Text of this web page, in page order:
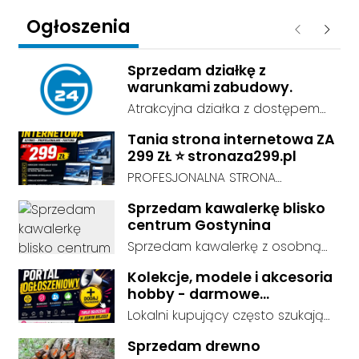
Ogłoszenia Poprzednie
Sprzedam działkę z
warunkami zabudowy.
Atrakcyjna działka z dostępem
o powierzchni 0,4ha , przy drodze
asfaltowej.
Tania strona internetowa ZA
299 ZŁ ⭐ stronaza299.pl
PROFESJONALNA STRONA
mieć profesjonalną stronę
internetową, ale nie chcesz
wydawać tysięcy złotych?
Zamów nowoczesną stronę
WWW już za 299 zł! Tworzymy
estetyczne i responsywne strony
które dobrze prezentują się na
Sprzedam kawalerkę blisko
centrum Gostynina
Sprzedam kawalerkę z osobną
Stan dobry - do zamieszkania, 3
piętro. Standard wykończenia -
dobry. cena do negocjacji.
Kolekcje, modele i akcesoria
hobby - darmowe
ogłoszenia, dodaj swoje za
Lokalni kupujący często szukają
w domu. Kategorie są czytelnie
Sprzedam drewno